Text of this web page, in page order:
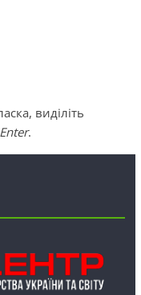
виділіть
.